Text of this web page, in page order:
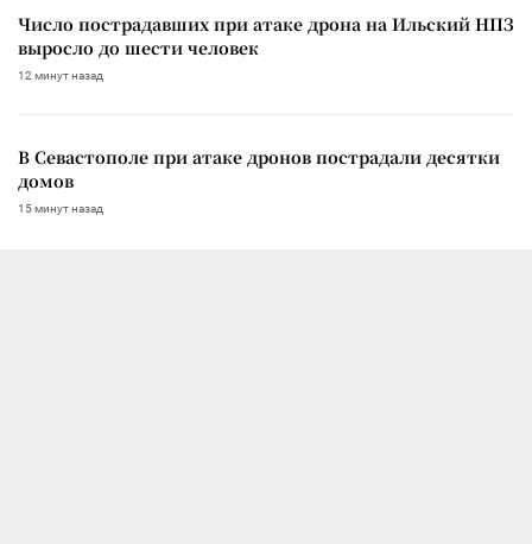
Число пострадавших при атаке дрона на Ильский НПЗ
выросло до шести человек
12 минут назад
В Севастополе при атаке дронов пострадали десятки
домов
15 минут назад